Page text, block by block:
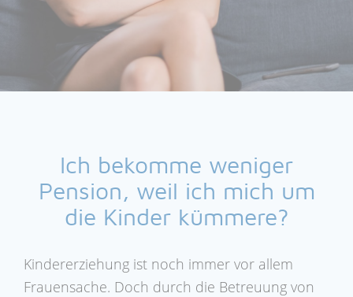
Ich bekomme weniger
Pension, weil ich mich um
die Kinder kümmere?
Kindererziehung ist noch immer vor allem
Frauensache. Doch durch die Betreuung von